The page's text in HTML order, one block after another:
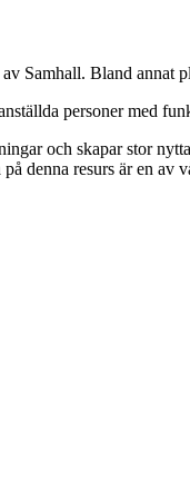
Samhall. Bland annat
personer med
och skapar stor
denna resurs är en av